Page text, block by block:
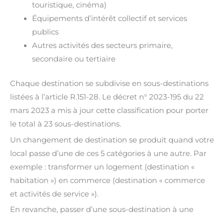
touristique, cinéma)
Équipements d’intérêt collectif et services
publics
Autres activités des secteurs primaire,
secondaire ou tertiaire
Chaque destination se subdivise en sous-destinations
listées à l’article R.151-28. Le décret n° 2023-195 du 22
mars 2023 a mis à jour cette classification pour porter
le total à 23 sous-destinations.
Un changement de destination se produit quand votre
local passe d’une de ces 5 catégories à une autre. Par
exemple : transformer un logement (destination «
habitation ») en commerce (destination « commerce
et activités de service »).
En revanche, passer d’une sous-destination à une